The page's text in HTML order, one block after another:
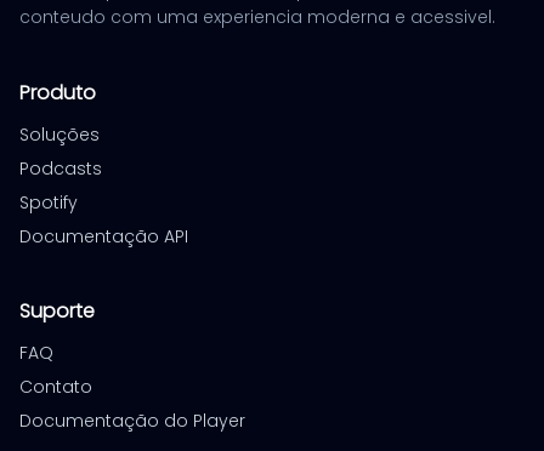
conteudo com uma experiencia moderna e acessivel.
Produto
Soluções
Podcasts
Spotify
Documentação API
Suporte
FAQ
Contato
Documentação do Player